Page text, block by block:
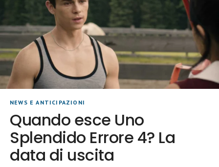
NEWS E ANTICIPAZIONI
Quando esce Uno
Splendido Errore 4? La
data di uscita